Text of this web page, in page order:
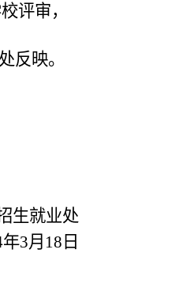
评审，
反映。
生就业处
年3月 18 日